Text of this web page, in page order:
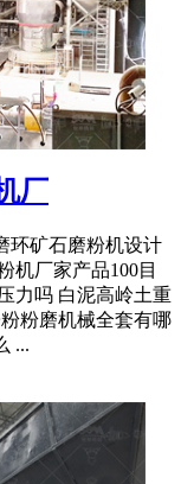
厂
环矿石磨粉机设计
机厂家产品100目
力吗 白泥高岭土重
粉磨机械全套有哪
...